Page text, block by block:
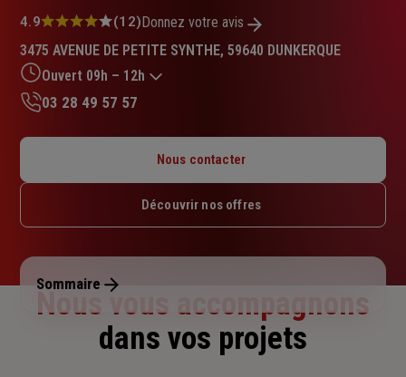
Note
4.9
sur
5
étoiles
4.9 (12)Donnez votre avis
3475 AVENUE DE PETITE SYNTHE, 59640 DUNKERQUE
Ouvert 09h – 12h
Jeudi : 09h – 12h
Dimanche : Fermé
03 28 49 57 57
Nous contacter
Découvrir nos offres
Sommaire
Nous vous accompagnons
dans vos projets